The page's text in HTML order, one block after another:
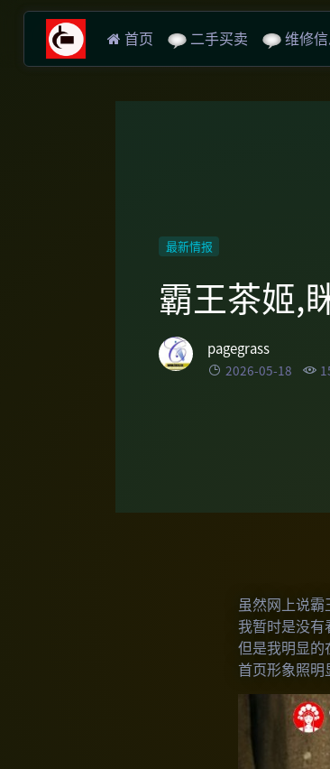
首页 二手买卖 维修
最新情报
霸王茶姬,
pagegrass
2026-05-18
虽然网上说
我暂时是没有
但是我明显的
首页形象照